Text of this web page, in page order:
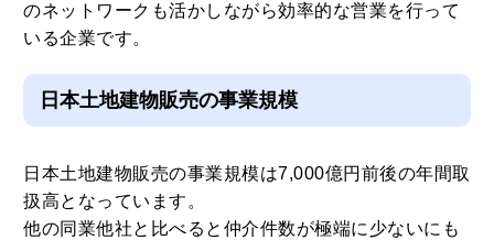
のネットワークも活かしながら効率的な営業を行って
いる企業です。
日本土地建物販売の事業規模
日本土地建物販売の事業規模は7,000億円前後の年間取
扱高となっています。
他の同業他社と比べると仲介件数が極端に少ないにも